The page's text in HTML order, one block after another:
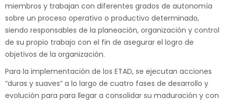
miembros y trabajan con diferentes grados de autonomía
sobre un proceso operativo o productivo determinado,
siendo responsables de la planeación, organización y control
de su propio trabajo con el fin de asegurar el logro de
objetivos de la organización.
Para la implementación de los ETAD, se ejecutan acciones
“duras y suaves” a lo largo de cuatro fases de desarrollo y
evolución para para llegar a consolidar su maduración y con